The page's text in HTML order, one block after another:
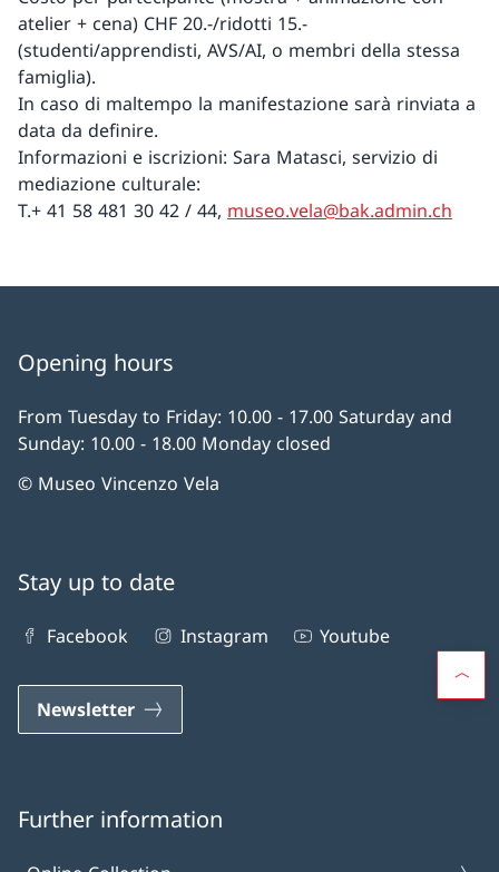
atelier + cena) CHF 20.-/ridotti 15.-
(studenti/apprendisti, AVS/AI, o membri della stessa
famiglia).
In caso di maltempo la manifestazione sarà rinviata a
data da definire.
Informazioni e iscrizioni: Sara Matasci, servizio di
mediazione culturale:
T.+ 41 58 481 30 42 / 44, museo.vela@bak.admin.ch
Opening hours
From Tuesday to Friday: 10.00 - 17.00 Saturday and
Sunday: 10.00 - 18.00 Monday closed
© Museo Vincenzo Vela
Stay up to date
Facebook Instagram Youtube
Newsletter
Further information